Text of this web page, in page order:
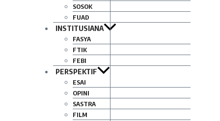
SOSOK
FUAD
INSTITUSIANA
FASYA
FTIK
FEBI
PERSPEKTIF
ESAI
OPINI
SASTRA
FILM